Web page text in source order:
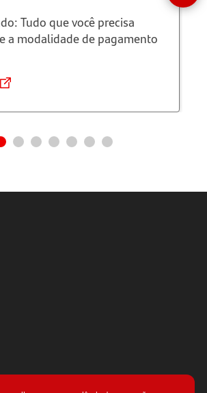
Tudo que você precisa
a modalidade de pagamento